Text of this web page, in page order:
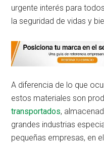
urgente interés para
la seguridad de vidas y
A diferencia de lo que
estos materiales son
transportados,
grandes industrias
pequeñas empresas, en